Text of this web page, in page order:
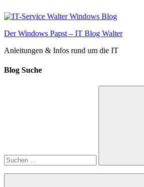
Inhalt
Der Windows Papst – IT Blog Walter
Anleitungen & Infos rund um die IT
Blog Suche